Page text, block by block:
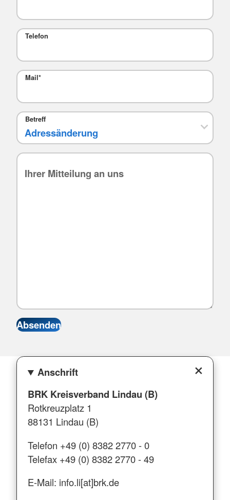
Telefon
Mail*
Betreff
Anschrift
BRK Kreisverband Lindau (B)
Rotkreuzplatz 1
88131 Lindau (B)
Telefon +49 (0) 8382 2770 - 0
Telefax +49 (0) 8382 2770 - 49
E-Mail: info.li[at]brk.de